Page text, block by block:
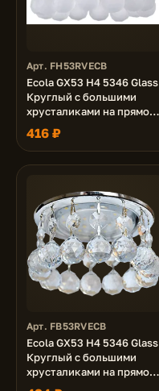
Арт. FH53RVECB
Ecola GX53 H4 5346 Glass
Круглый с большими
хрусталиками на прямом
подвесе Матовый /Хром
90x110 (к+)
416 ₽
Арт. FB53RVECB
Ecola GX53 H4 5346 Glass
Круглый с большими
хрусталиками на прямом
подвесе Прозрачный /